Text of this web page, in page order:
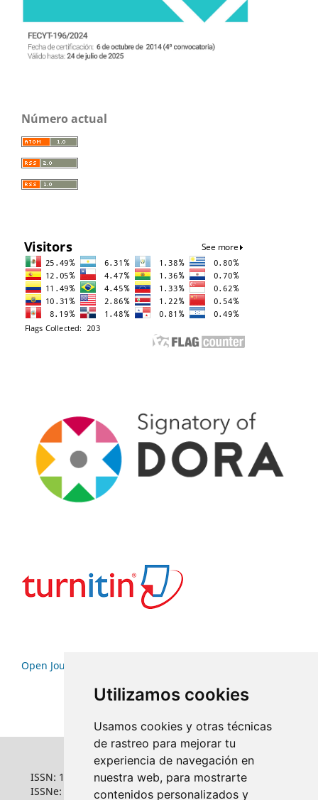
Utilizamos cookies
Usamos cookies y otras técnicas
de rastreo para mejorar tu
experiencia de navegación en
nuestra web, para mostrarte
contenidos personalizados y
Número actual
Open Journal Systems
ISSN: 1022-6508
ISSNe: 1681-5653